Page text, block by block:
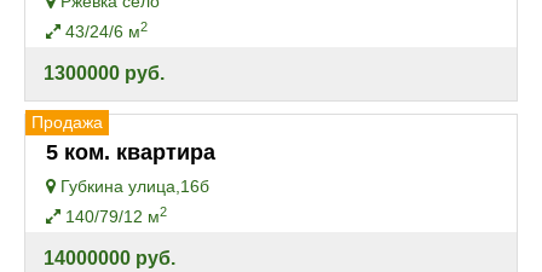
43/24/6 м2
1300000 руб.
Продажа
5 ком. квартира
Губкина улица,16б
140/79/12 м2
14000000 руб.